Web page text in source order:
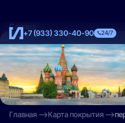
+7 (933) 330-40-90 24/7
Самара
Главная Карта покрытия